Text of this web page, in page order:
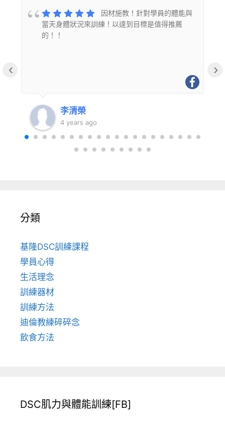
因材施教！針對學員的體能與
當天身體狀況來訓練！以達到目標是值得推薦
的！！
李清榮
4 years ago
‹ ›
分類
基隆DSC訓練課程
學員心得
生活理念
訓練器材
訓練方法
迪倫教練碎碎念
飲食方法
DSC肌力與體能訓練[FB]